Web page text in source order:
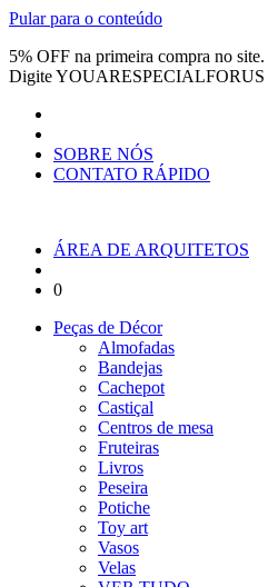
Pular para o conteúdo
5% OFF na primeira compra no site.
DigiteYOUARESPECIALFORUS
SOBRE NÓS
CONTATO RÁPIDO
ÁREA DE ARQUITETOS
0
Peças de Décor
Almofadas
Bandejas
Cachepot
Castiçal
Centros de mesa
Fruteiras
Livros
Peseira
Potiche
Toy art
Vasos
Velas